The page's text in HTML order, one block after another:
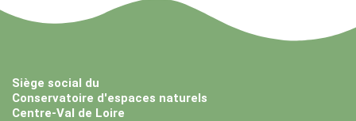
Siège social du
Conservatoire d'espaces naturels
Centre-Val de Loire